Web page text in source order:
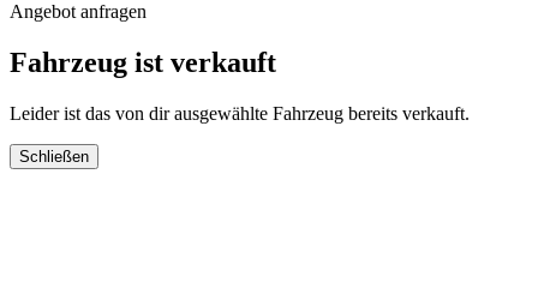
Angebot anfragen
Fahrzeug ist verkauft
Leider ist das von dir ausgewählte Fahrzeug bereits verkauft.
Schließen